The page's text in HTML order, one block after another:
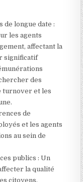
de longue date :
les agents
affectant la
significatif
des
turnover et les
de
et les agents
au sein de
publics : Un
la qualité
citoyens.